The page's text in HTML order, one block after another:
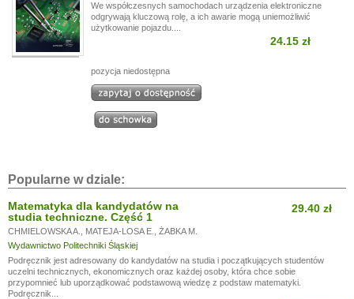
We współczesnych samochodach urządzenia elektroniczne
odgrywają kluczową rolę, a ich awarie mogą uniemożliwić
użytkowanie pojazdu....
24.15 zł
pozycja niedostępna
Popularne w dziale:
Matematyka dla kandydatów na
studia techniczne. Część 1
CHMIELOWSKA A. MATEJA-LOSA E.
ŻABKA M.
Wydawnictwo Politechniki Śląskiej
29.40 zł
Podręcznik jest adresowany do kandydatów na studia i początkujących studentów
uczelni technicznych, ekonomicznych oraz każdej osoby, która chce sobie
przypomnieć lub uporządkować podstawową wiedzę z podstaw matematyki.
Podręcznik...